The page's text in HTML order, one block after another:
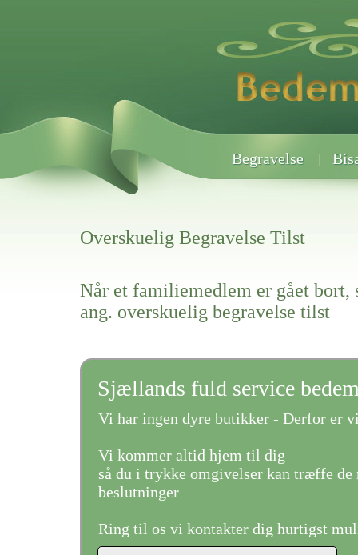
Begravelse
Overskuelig Begravelse Tilst
Når et familiemedlem er gået bort,
ang. overskuelig begravelse tilst
Sjællands fuld service
Vi har ingen dyre butikker - Derfor er
Vi kommer altid hjem til dig
så du i trykke omgivelser kan træffe de
beslutninger
Ring til os vi kontakter dig hurtigst